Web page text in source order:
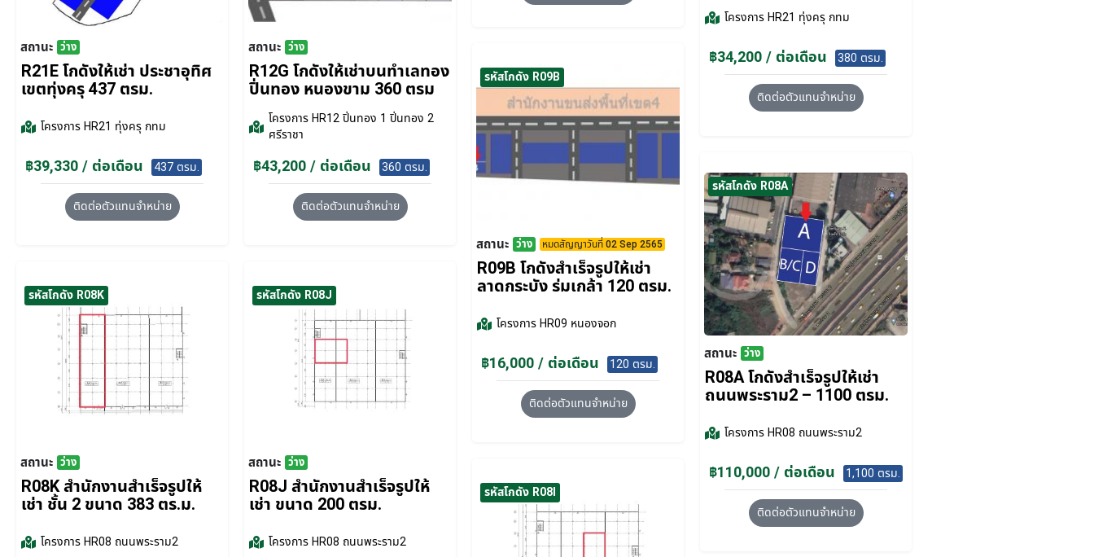
โครงการHR21 ทุ่งครุ กทม
฿34,200 / ต่อเดือน 380 ตรม.
ติดต่อตัวแทนจำหน่าย
สถานะ ว่าง
R21E โกดังให้เช่า ประชาอุทิศ
เขตทุ่งครุ 437 ตรม.
โครงการHR21 ทุ่งครุ กทม
฿39,330 / ต่อเดือน 437 ตรม.
ติดต่อตัวแทนจำหน่าย
สถานะ ว่าง
R12G โกดังให้เช่าบนทำเลทอง
ปิ่นทอง หนองขาม 360 ตรม
โครงการHR12 ปิ่นทอง 1 ปิ่นทอง 2
ศรีราชา
฿43,200 / ต่อเดือน 360 ตรม.
ติดต่อตัวแทนจำหน่าย
รหัสโกดัง R09B
สถานะ ว่าง หมดสัญญาวันที่ 02 Sep 2565
R09B โกดังสำเร็จรูปให้เช่า
ลาดกระบัง​ ร่มเกล้า 120 ตรม.
โครงการHR09 หนองจอก
฿16,000 / ต่อเดือน 120 ตรม.
ติดต่อตัวแทนจำหน่าย
รหัสโกดัง R08A
สถานะ ว่าง
R08A โกดังสำเร็จรูปให้เช่า
ถนนพระราม2 – 1100 ตรม.
โครงการHR08 ถนนพระราม2
฿110,000 / ต่อเดือน 1,100 ตรม.
ติดต่อตัวแทนจำหน่าย
รหัสโกดัง R08K
สถานะ ว่าง
R08K สำนักงานสำเร็จรูปให้
เช่า ชั้น 2 ขนาด 383 ตร.ม.
โครงการHR08 ถนนพระราม2
รหัสโกดัง R08J
สถานะ ว่าง
R08J สำนักงานสำเร็จรูปให้
เช่า ขนาด 200 ตรม.
โครงการHR08 ถนนพระราม2
รหัสโกดัง R08I